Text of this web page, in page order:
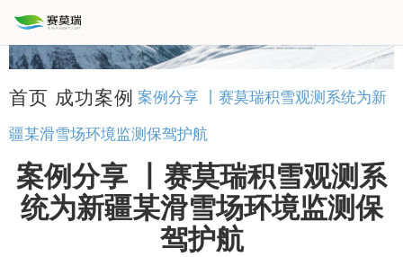
首页 成功案例 案例分享 丨赛莫瑞积雪观测系统为新
疆某滑雪场环境监测保驾护航
案例分享 丨赛莫瑞积雪观测系
统为新疆某滑雪场环境监测保
驾护航